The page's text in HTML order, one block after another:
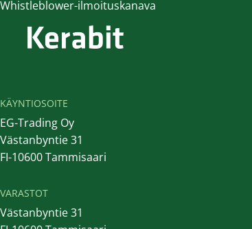
Whistleblower-ilmoituskanava
KÄYNTIOSOITE
EG-Trading Oy
Västanbyntie 31
FI-10600 Tammisaari
VARASTOT
Västanbyntie 31